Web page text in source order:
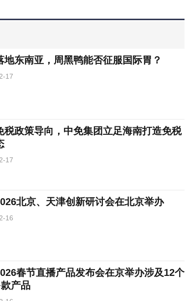
地东南亚，周黑鸭能否征服国际胃？
17
税政策导向，中免集团立足海南打造免税
17
北京、天津创新研讨会在北京举办
16
春节直播产品发布会在京举办涉及12个
产品